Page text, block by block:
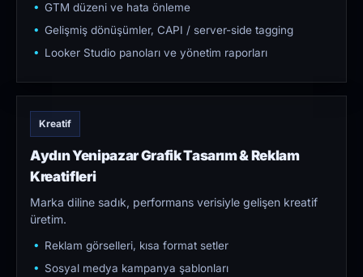
GTM düzeni ve hata önleme
Gelişmiş dönüşümler, CAPI / server-side tagging
Looker Studio panoları ve yönetim raporları
Kreatif
Aydın Yenipazar Grafik Tasarım & Reklam
Kreatifleri
Marka diline sadık, performans verisiyle gelişen kreatif
üretim.
Reklam görselleri, kısa format setler
Sosyal medya kampanya şablonları